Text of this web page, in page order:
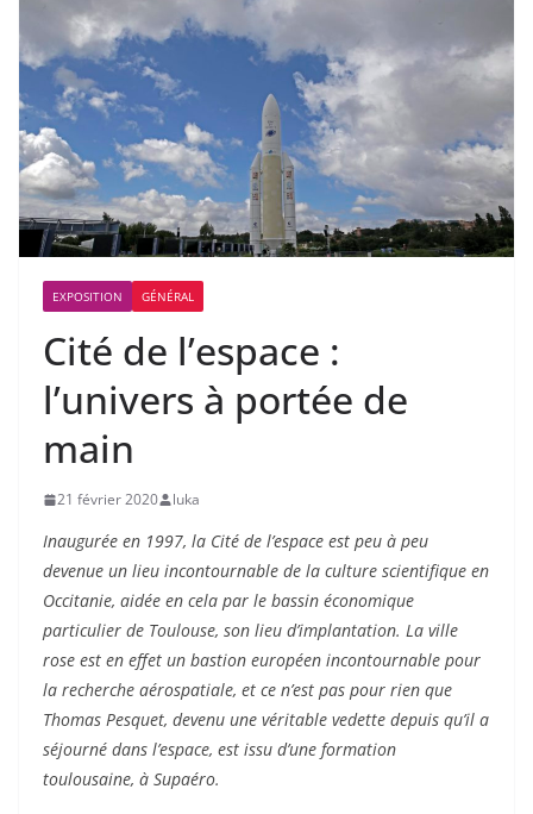
EXPOSITION GÉNÉRAL
Cité de l’espace :
l’univers à portée de
main
21 février 2020 luka
Inaugurée en 1997, la Cité de l’espace est peu à peu
devenue un lieu incontournable de la culture scientifique en
Occitanie, aidée en cela par le bassin économique
particulier de Toulouse, son lieu d’implantation. La ville
rose est en effet un bastion européen incontournable pour
la recherche aérospatiale, et ce n’est pas pour rien que
Thomas Pesquet, devenu une véritable vedette depuis qu’il a
séjourné dans l’espace, est issu d’une formation
toulousaine, à Supaéro.